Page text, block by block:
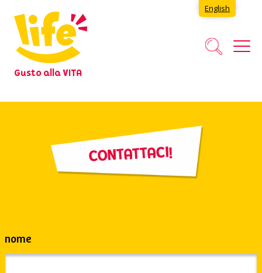
Gusto alla VITA
CONTATTACI!
nome
English